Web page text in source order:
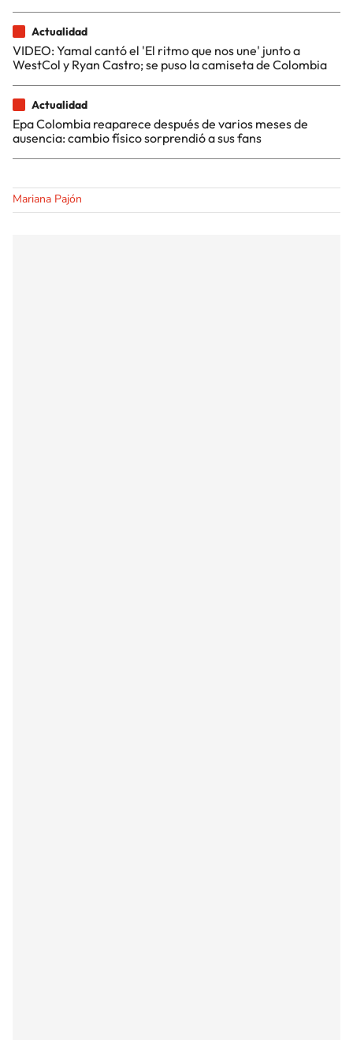
Actualidad
VIDEO: Yamal cantó el 'El ritmo que nos une' junto a
WestCol y Ryan Castro; se puso la camiseta de Colombia
Actualidad
Epa Colombia reaparece después de varios meses de
ausencia: cambio físico sorprendió a sus fans
Mariana Pajón